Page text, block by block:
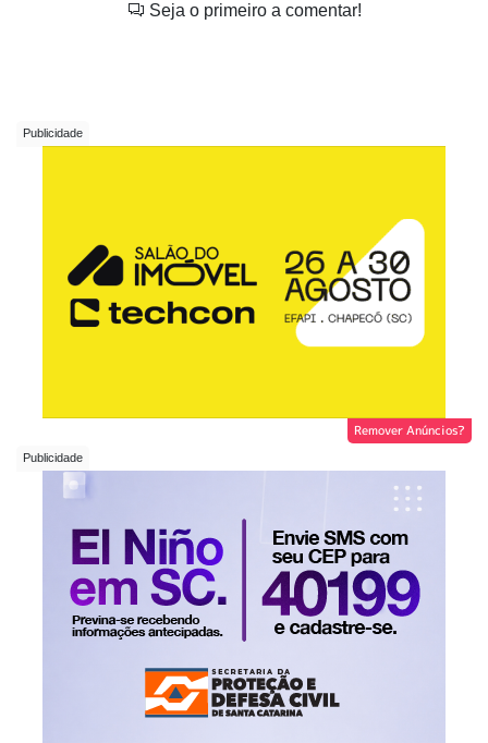
Seja o primeiro a comentar!
Remover Anúncios?